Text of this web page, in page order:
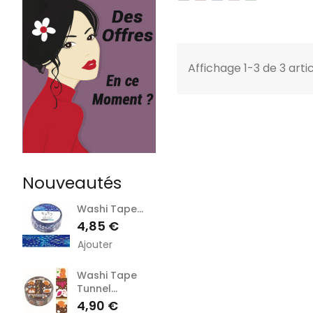
Nouveautés
Washi Tape...
Prix
4,85 €
Ajouter
Washi Tape
Tunnel...
Prix
4,90 €
Affichage 1-3 de 3